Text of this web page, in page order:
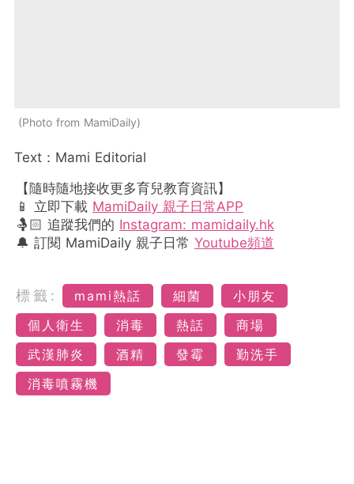
Photo from MamiDaily
Text：Mami Editorial
【隨時隨地接收更多育兒教育資訊】
📱 立即下載 MamiDaily 親子日常APP
🤱🏻 追蹤我們的 Instagram: mamidaily.hk
🔔 訂閱 MamiDaily 親子日常 Youtube頻道
標籤: mami熱話 細菌
小朋友
個人衛生
消毒 熱話
商場
武漢肺炎
酒精 發霉
勤洗手
消毒噴霧機